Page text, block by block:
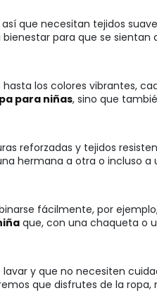
que necesitan tejidos
para que se sientan
los colores vibrantes,
para niñas, sino que
reforzadas y tejidos
hermana a otra o incluso
fácilmente, por
que, con una chaqueta o
y que no necesiten
que disfrutes de la ropa,